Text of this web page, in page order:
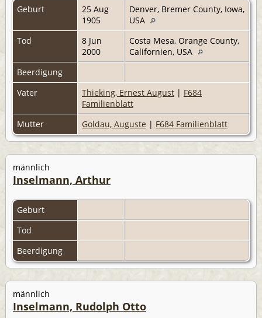
Geburt
25 Aug
1905
Denver, Bremer County, Iowa,
USA
Tod
8 Jun
2000
Costa Mesa, Orange County,
Californien, USA
Beerdigung
Vater
Thieking, Ernest August | F684
Familienblatt
Mutter
Goldau, Auguste | F684 Familienblatt
männlich
Inselmann, Arthur
Geburt
Tod
Beerdigung
männlich
Inselmann, Rudolph Otto